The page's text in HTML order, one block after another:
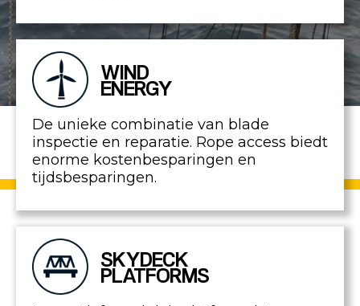
WIND
ENERGY
De unieke combinatie van blade
inspectie en reparatie. Rope access biedt
enorme kostenbesparingen en
tijdsbesparingen.
SKYDECK
PLATFORMS